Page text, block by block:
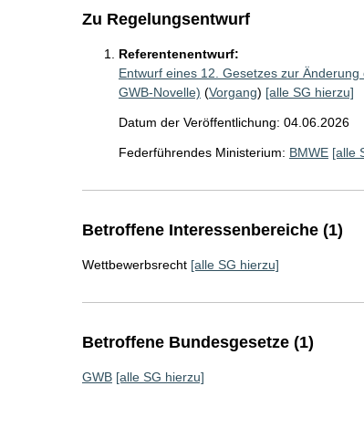
Zu Regelungsentwurf
Referentenentwurf:
Entwurf eines 12. Gesetzes zur
GWB-Novelle) (Vorgang) [alle SG hierzu]
Datum der Veröffentlichung: 04.06.2026
Federführendes Ministerium: BMWE [alle
Betroffene Interessenbereiche (1)
Wettbewerbsrecht [alle SG hierzu]
Betroffene Bundesgesetze (1)
GWB [alle SG hierzu]